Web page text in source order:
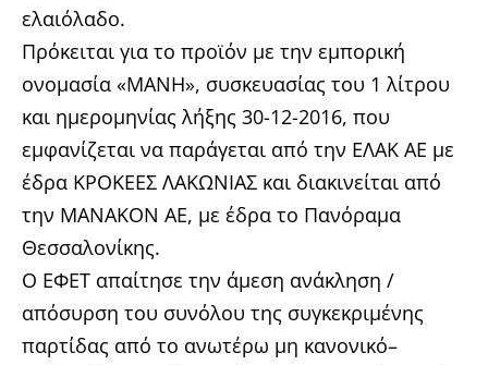
ελαιόλαδο.
Πρόκειται για το προϊόν με την εμπορική
ονομασία «ΜΑΝΗ», συσκευασίας του 1 λίτρου
και ημερομηνίας λήξης 30-12-2016, που
εμφανίζεται να παράγεται από την ΕΛΑΚ ΑΕ με
έδρα ΚΡΟΚΕΕΣ ΛΑΚΩΝΙΑΣ και διακινείται από
την ΜΑΝΑΚΟΝ ΑΕ, με έδρα το Πανόραμα
Θεσσαλονίκης.
Ο ΕΦΕΤ απαίτησε την άμεση ανάκληση /
απόσυρση του συνόλου της συγκεκριμένης
παρτίδας από το ανωτέρω μη κανονικό–